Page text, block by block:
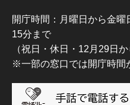
開庁時間：月曜日から金
15分まで
（祝日・休日・12月29日
※一部の窓口では開庁時間